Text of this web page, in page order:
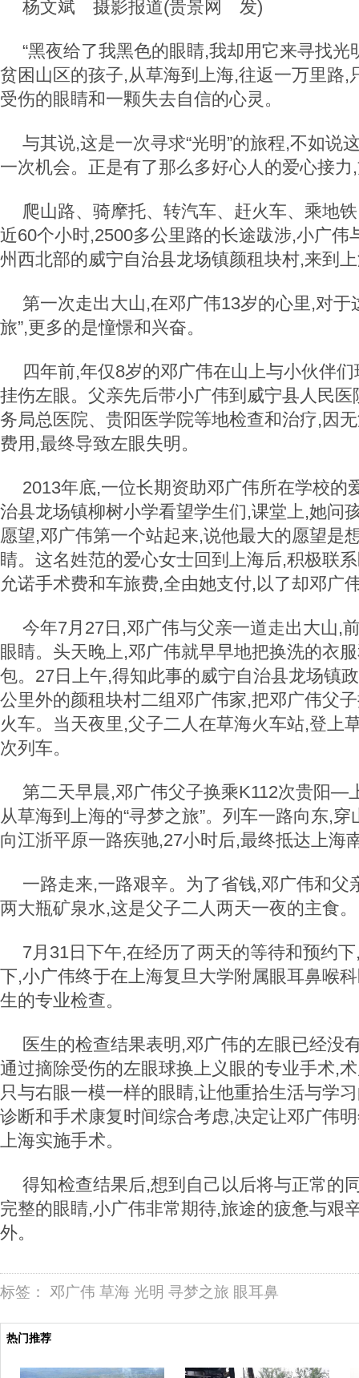
杨文斌 摄影报道(贵景网 发)
“黑夜给了我黑色的眼睛,我却用它来寻找光
贫困山区的孩子,从草海到上海,往返一万里路,
受伤的眼睛和一颗失去自信的心灵。
与其说,这是一次寻求“光明”的旅程,不如说
一次机会。正是有了那么多好心人的爱心接力
爬山路、骑摩托、转汽车、赶火车、乘地
近60个小时,2500多公里路的长途跋涉,小广伟
州西北部的威宁自治县龙场镇颜租块村,来到
第一次走出大山,在邓广伟13岁的心里,对于
旅”,更多的是憧憬和兴奋。
四年前,年仅8岁的邓广伟在山上与小伙伴
挂伤左眼。父亲先后带小广伟到威宁县人民
务局总医院、贵阳医学院等地检查和治疗,因
费用,最终导致左眼失明。
2013年底,一位长期资助邓广伟所在学校的
治县龙场镇柳树小学看望学生们,课堂上,她问
愿望,邓广伟第一个站起来,说他最大的愿望是
睛。这名姓范的爱心女士回到上海后,积极联
允诺手术费和车旅费,全由她支付,以了却邓广
今年7月27日,邓广伟与父亲一道走出大山,
眼睛。头天晚上,邓广伟就早早地把换洗的衣
包。27日上午,得知此事的威宁自治县龙场镇
公里外的颜租块村二组邓广伟家,把邓广伟父
火车。当天夜里,父子二人在草海火车站,登上
次列车。
第二天早晨,邓广伟父子换乘K112次贵阳—
从草海到上海的“寻梦之旅”。列车一路向东,
向江浙平原一路疾驰,27小时后,最终抵达上海
一路走来,一路艰辛。为了省钱,邓广伟和父
两大瓶矿泉水,这是父子二人两天一夜的主食。
7月31日下午,在经历了两天的等待和预约
下,小广伟终于在上海复旦大学附属眼耳鼻喉
生的专业检查。
医生的检查结果表明,邓广伟的左眼已经没
通过摘除受伤的左眼球换上义眼的专业手术,
只与右眼一模一样的眼睛,让他重拾生活与学
诊断和手术康复时间综合考虑,决定让邓广伟
上海实施手术。
得知检查结果后,想到自己以后将与正常的
完整的眼睛,小广伟非常期待,旅途的疲惫与艰
外。
标签： 邓广伟 草海 光明 寻梦之旅 眼耳鼻
热门推荐